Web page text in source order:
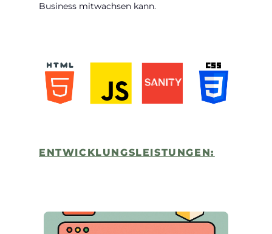
Business mitwachsen kann.
ENTWICKLUNGSLEISTUNGEN: